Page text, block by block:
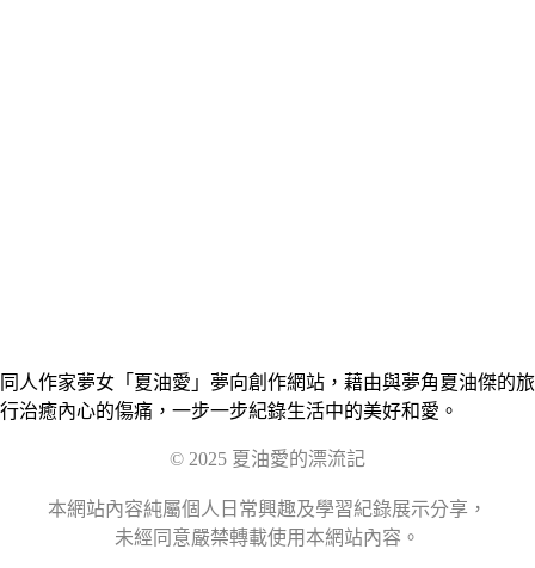
同人作家夢女「夏油愛」夢向創作網站，藉由與夢角夏油傑的旅
行治癒內心的傷痛，一步一步紀錄生活中的美好和愛。
© 2025 夏油愛的漂流記
本網站內容純屬個人日常興趣及學習紀錄展示分享，
未經同意嚴禁轉載使用本網站內容。